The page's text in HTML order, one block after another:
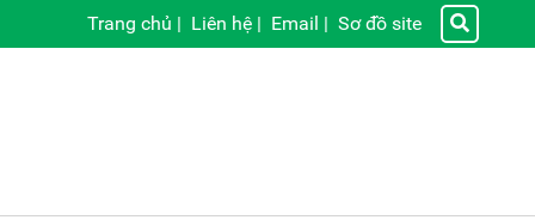
Trang chủ | Liên hệ | Email | Sơ đồ site